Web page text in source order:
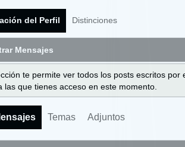
del Perfil Distinciones
Mensajes
te permite ver todos los posts escritos
las que tienes acceso en este momento.
Temas Adjuntos